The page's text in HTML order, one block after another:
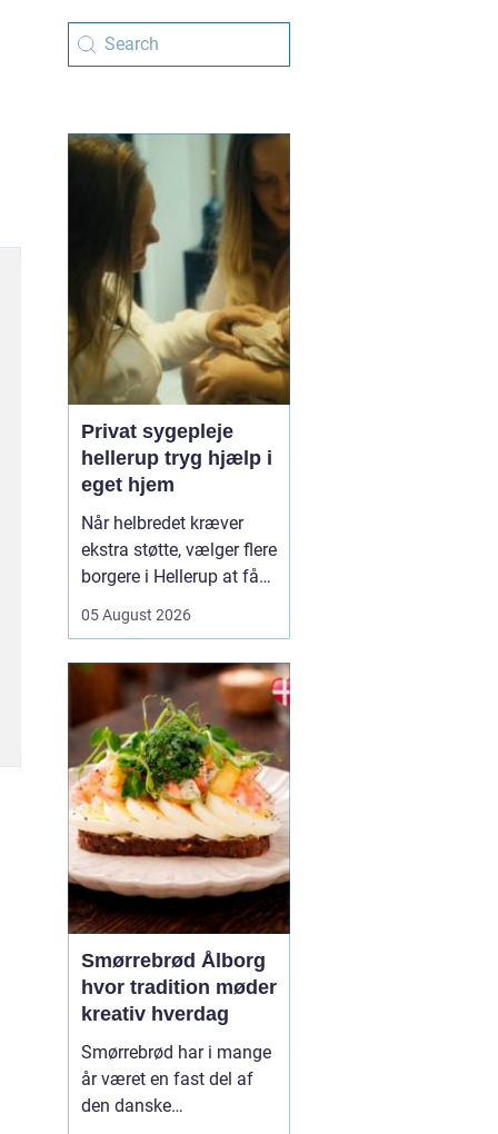
Privat sygepleje
hellerup tryg hjælp i
eget hjem
Når helbredet kræver
ekstra støtte, vælger flere
borgere i Hellerup at få
sygepleje i hjemmet. Det
nærvær og kontinuitet i
hverdagen, som kan
være svær at finde i et
travlt offentligt
sundhedsvæsen. Med
privat ...
05 August 2026
Smørrebrød Ålborg
hvor tradition møder
kreativ hverdag
Smørrebrød har i mange
år været en fast del af
den danske